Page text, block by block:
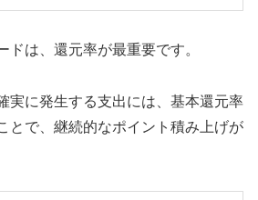
ドは、還元率が最重要です。
実に発生する支出には、基本還元率
とで、継続的なポイント積み上げが